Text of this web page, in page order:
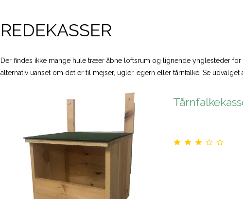
REDEKASSER
Der findes ikke mange hule træer åbne loftsrum og lignende ynglesteder
alternativ uanset om det er til mejser, ugler, egern eller tårnfalke. Se udvalget